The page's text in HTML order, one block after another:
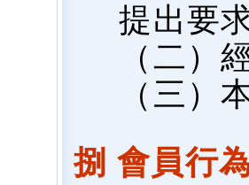
提出要
（二）
（三）
捌 會員行